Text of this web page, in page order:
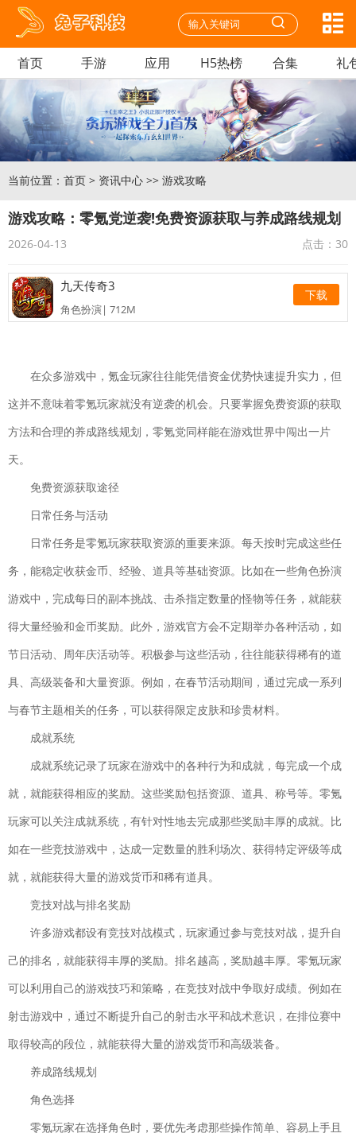
首页 手游 应用 H5热榜 合集 礼
当前位置： 首页 > 资讯中心 >> 游戏攻略
游戏攻略：零氪党逆袭!免费资源获取与养成路线规划
2026-04-13 点击： 30
下载
九天传奇3
角色扮演| 712M
城池攻坚战
策略塔防| 976M
下载
元气骑士
幸福小农场赚钱版
益智休闲| 22MB
剑凌苍穹破解版无限元
宝
动作闯关| 112.2MB
下载
神游记
哈利波特魔法觉醒手游
卡牌对战| 1.89GB
下载
光度奔跑
休闲益智| 40.47MB
角色扮演| 150MB
极限着陆中文版破解版
角色扮演| 420.2MB
下载
飘渺西游手机版
策略塔防| 330MB
国产软件 飞行射击| 1935MB
在众多游戏中，氪金玩家往往能凭借资金优势快速提升实力，但
这并不意味着零氪玩家就没有逆袭的机会。只要掌握免费资源的获取
方法和合理的养成路线规划，零氪党同样能在游戏世界中闯出一片
天。
免费资源获取途径
日常任务与活动
日常任务是零氪玩家获取资源的重要来源。每天按时完成这些任
务，能稳定收获金币、经验、道具等基础资源。比如在一些角色扮演
游戏中，完成每日的副本挑战、击杀指定数量的怪物等任务，就能获
得大量经验和金币奖励。此外，游戏官方会不定期举办各种活动，如
节日活动、周年庆活动等。积极参与这些活动，往往能获得稀有的道
具、高级装备和大量资源。例如，在春节活动期间，通过完成一系列
与春节主题相关的任务，可以获得限定皮肤和珍贵材料。
成就系统
成就系统记录了玩家在游戏中的各种行为和成就，每完成一个成
就，就能获得相应的奖励。这些奖励包括资源、道具、称号等。零氪
玩家可以关注成就系统，有针对性地去完成那些奖励丰厚的成就。比
如在一些竞技游戏中，达成一定数量的胜利场次、获得特定评级等成
就，就能获得大量的游戏货币和稀有道具。
竞技对战与排名奖励
许多游戏都设有竞技对战模式，玩家通过参与竞技对战，提升自
己的排名，就能获得丰厚的奖励。排名越高，奖励越丰厚。零氪玩家
可以利用自己的游戏技巧和策略，在竞技对战中争取好成绩。例如在
射击游戏中，通过不断提升自己的射击水平和战术意识，在排位赛中
取得较高的段位，就能获得大量的游戏货币和高级装备。
养成路线规划
角色选择
零氪玩家在选择角色时，要优先考虑那些操作简单、容易上手且